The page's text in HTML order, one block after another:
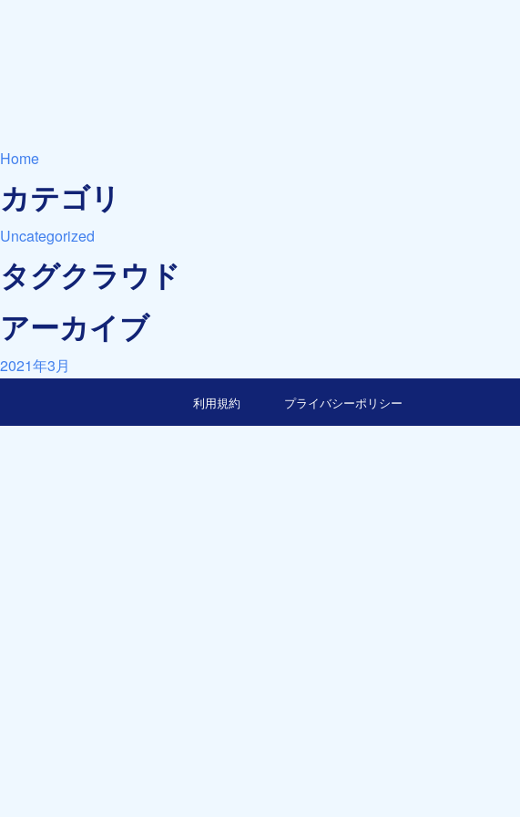
Home
カテゴリ
Uncategorized
タグクラウド
アーカイブ
2021年3月
利用規約 プライバシーポリシー